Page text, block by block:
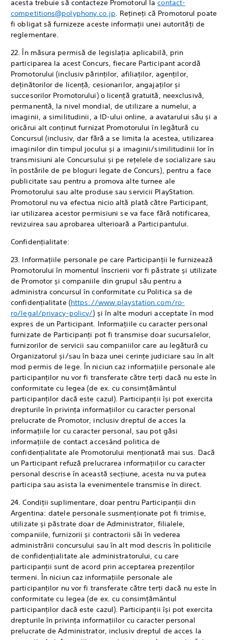
acesta trebuie să contacteze Promotorul lacontact-
competitions@polyphony.co.jp. Rețineți că Promotorul poate
fi obligat să furnizeze aceste informații unei autorități de
reglementare.
22. În măsura permisă de legislația aplicabilă, prin
participarea la acest Concurs, fiecare Participant acordă
Promotorului (inclusiv părinților, afiliaților, agenților,
deținătorilor de licență, cesionarilor, angajaților și
succesorilor Promotorului) o licență gratuită, neexclusivă,
permanentă, la nivel mondial, de utilizare a numelui, a
imaginii, a similitudinii, a ID-ului online, a avatarului său și a
oricărui alt conținut furnizat Promotorului în legătură cu
Concursul (inclusiv, dar fără a se limita la acestea, utilizarea
imaginilor din timpul jocului și a imaginii/similitudinii lor în
transmisiuni ale Concursului și pe rețelele de socializare sau
în postările de pe bloguri legate de Concurs), pentru a face
publicitate sau pentru a promova alte turnee ale
Promotorului sau alte produse sau servicii PlayStation.
Promotorul nu va efectua nicio altă plată către Participant,
iar utilizarea acestor permisiuni se va face fără notificarea,
revizuirea sau aprobarea ulterioară a Participantului.
Confidențialitate:
23. Informațiile personale pe care Participanții le furnizează
Promotorului în momentul înscrierii vor fi păstrate și utilizate
de Promotor și companiile din grupul său pentru a
administra concursul în conformitate cu Politica sa de
confidențialitate (https://www.playstation.com/ro-
ro/legal/privacy-policy/) și în alte moduri acceptate în mod
expres de un Participant. Informațiile cu caracter personal
furnizate de Participanți pot fi transmise doar sucursalelor,
furnizorilor de servicii sau companiilor care au legătură cu
Organizatorul și/sau în baza unei cerințe judiciare sau în alt
mod permis de lege. În niciun caz informațiile personale ale
participanților nu vor fi transferate către terți dacă nu este în
conformitate cu legea (de ex. cu consimțământul
participanților dacă este cazul). Participanții își pot exercita
drepturile în privința informațiilor cu caracter personal
prelucrate de Promotor, inclusiv dreptul de acces la
informațiile lor cu caracter personal, sau pot găsi
informațiile de contact accesând politica de
confidențialitate ale Promotorului menționată mai sus. Dacă
un Participant refuză prelucrarea informațiilor cu caracter
personal descrise în această secțiune, acesta nu va putea
participa sau asista la evenimentele transmise în direct.
24. Condiții suplimentare, doar pentru Participanții din
Argentina: datele personale susmenționate pot fi trimise,
utilizate și păstrate doar de Administrator, filialele,
companiile, furnizorii și contractorii săi în vederea
administrării concursului sau în alt mod descris în politicile
de confidențialitate ale administratorului, cu care
participanții sunt de acord prin acceptarea prezenților
termeni. În niciun caz informațiile personale ale
participanților nu vor fi transferate către terți dacă nu este în
conformitate cu legea (de ex. cu consimțământul
participanților dacă este cazul). Participanții își pot exercita
drepturile în privința informațiilor cu caracter personal
prelucrate de Administrator, inclusiv dreptul de acces la